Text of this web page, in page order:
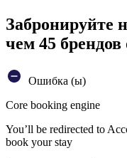
Забронируйте
чем 45
Ошибка (ы)
Core booking engine
You’ll be redirected to
book your stay